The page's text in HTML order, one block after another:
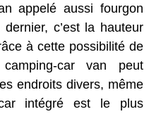
appelé aussi fourgon
c’est la hauteur
à cette possibilité de
car van peut
endroits divers, même
intégré est le plus